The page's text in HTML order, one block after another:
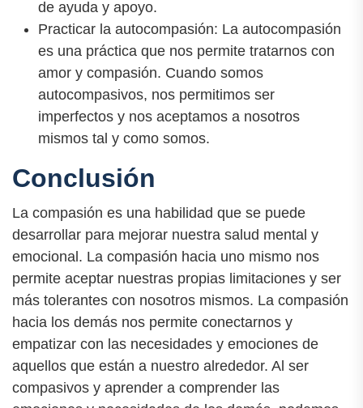
de ayuda y apoyo.
Practicar la autocompasión: La autocompasión
es una práctica que nos permite tratarnos con
amor y compasión. Cuando somos
autocompasivos, nos permitimos ser
imperfectos y nos aceptamos a nosotros
mismos tal y como somos.
Conclusión
La compasión es una habilidad que se puede
desarrollar para mejorar nuestra salud mental y
emocional. La compasión hacia uno mismo nos
permite aceptar nuestras propias limitaciones y ser
más tolerantes con nosotros mismos. La compasión
hacia los demás nos permite conectarnos y
empatizar con las necesidades y emociones de
aquellos que están a nuestro alrededor. Al ser
compasivos y aprender a comprender las